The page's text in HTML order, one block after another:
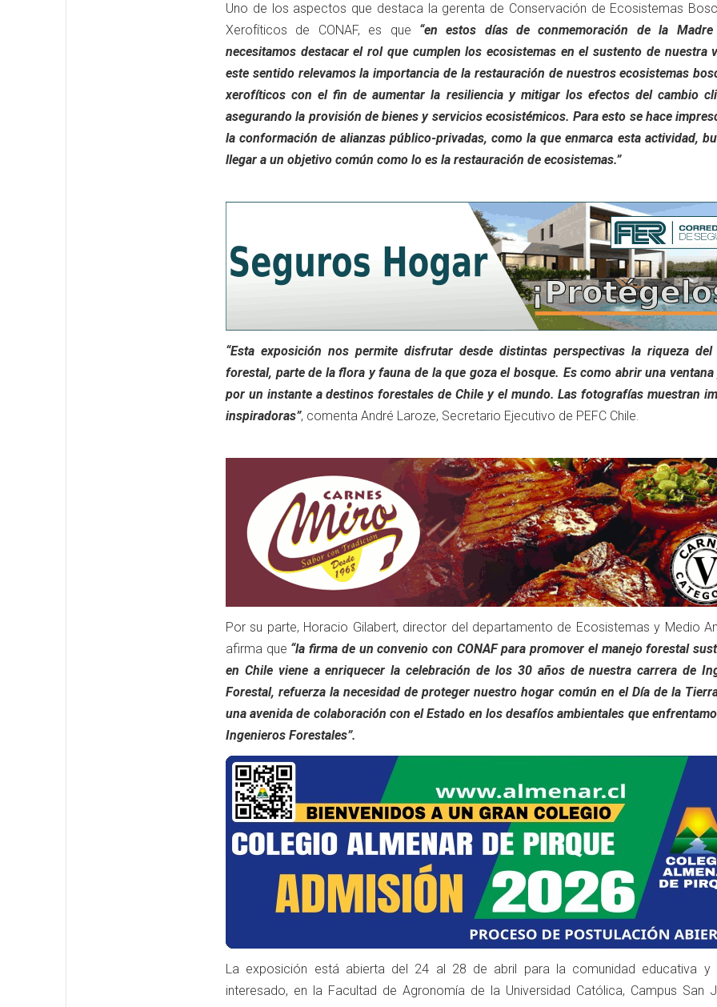
Uno de los aspectos que destaca la gerenta de Conservación de Ecosistemas
Xerofíticos de CONAF, es que “en estos días de conmemoración de la Madre
necesitamos destacar el rol que cumplen los ecosistemas en el sustento de nuestra
este sentido relevamos la importancia de la restauración de nuestros ecosistemas
xerofíticos con el fin de aumentar la resiliencia y mitigar los efectos del cambio
asegurando la provisión de bienes y servicios ecosistémicos. Para esto se hace
la conformación de alianzas público-privadas, como la que enmarca esta actividad,
llegar a un objetivo común como lo es la restauración de ecosistemas.”
“Esta exposición nos permite disfrutar desde distintas perspectivas la riqueza del
forestal, parte de la flora y fauna de la que goza el bosque. Es como abrir una
por un instante a destinos forestales de Chile y el mundo. Las fotografías muestran
inspiradoras”, comenta André Laroze, Secretario Ejecutivo de PEFC Chile.
Por su parte, Horacio Gilabert, director del departamento de Ecosistemas y Medio
afirma que “la firma de un convenio con CONAF para promover el manejo forestal
en Chile viene a enriquecer la celebración de los 30 años de nuestra carrera de
Forestal, refuerza la necesidad de proteger nuestro hogar común en el Día de la
una avenida de colaboración con el Estado en los desafíos ambientales que
Ingenieros Forestales”.
La exposición está abierta del 24 al 28 de abril para la comunidad educativa y
interesado, en la Facultad de Agronomía de la Universidad Católica, Campus San